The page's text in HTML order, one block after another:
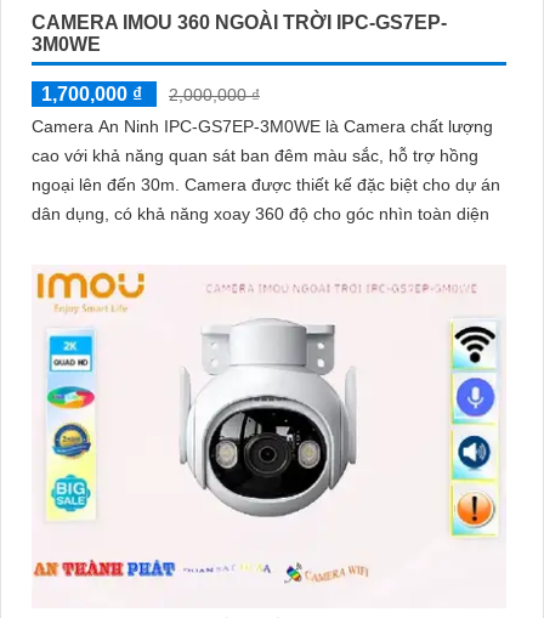
CAMERA IMOU 360 NGOÀI TRỜI IPC-GS7EP-
3M0WE
1,700,000 ₫
2,000,000 ₫
Camera An Ninh IPC-GS7EP-3M0WE là Camera chất lượng
cao với khả năng quan sát ban đêm màu sắc, hỗ trợ hồng
ngoại lên đến 30m. Camera được thiết kế đặc biệt cho dự án
dân dụng, có khả năng xoay 360 độ cho góc nhìn toàn diện